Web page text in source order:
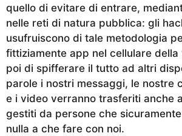
quello di evitare di entrare,
nelle reti di natura pubblica: gli
usufruiscono di tale metodologia
fittiziamente app nel cellulare
poi di spifferare il tutto ad altri
parole i nostri messaggi, le nostre
e i video verranno trasferiti anche
gestiti da persone che
nulla a che fare con noi.